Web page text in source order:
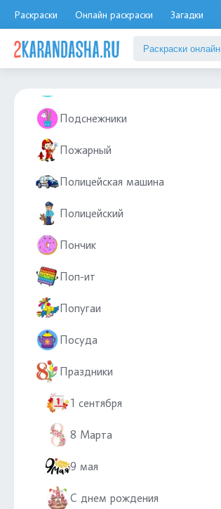
Раскраски Онлайн раскраски Загадки
Подарки
Подснежники
Пожарный
Полицейская машина
Полицейский
Пончик
Поп-ит
Попугаи
Посуда
Праздники
1 сентября
8 Марта
9 мая
С днем рождения